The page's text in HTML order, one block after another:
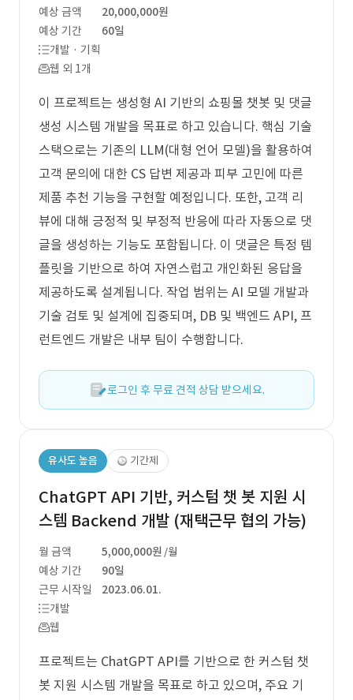
예상 금액
20,000,000원
예상 기간
60일
개발 · 기획
웹 외 1개
이 프로젝트는 생성형 AI 기반의 쇼핑몰 챗봇 및 댓글
생성 시스템 개발을 목표로 하고 있습니다. 핵심 기술
스택으로는 기존의 LLM(대형 언어 모델)을 활용하여
고객 문의에 대한 CS 답변 제공과 피부 고민에 따른
제품 추천 기능을 구현할 예정입니다. 또한, 고객 리
뷰에 대해 긍정적 및 부정적 반응에 따라 자동으로 댓
글을 생성하는 기능도 포함됩니다. 이 댓글은 특정 템
플릿을 기반으로 하여 자연스럽고 개인화된 응답을
제공하도록 설계됩니다. 작업 범위는 AI 모델 개발과
기술 검토 및 설계에 집중되며, DB 및 백엔드 API, 프
런트엔드 개발은 내부 팀이 수행합니다.
로그인 후 무료 견적 상담 받으세요.
유사도 높음 기간제
ChatGPT API 기반, 커스텀 챗 봇 지원 시
스템 Backend 개발 (재택근무 협의 가능)
월 금액 5,000,000원 /월
예상 기간
90일
근무 시작일
2023.06.01.
개발
웹
프로젝트는 ChatGPT API를 기반으로 한 커스텀 챗
봇 지원 시스템 개발을 목표로 하고 있으며, 주요 기